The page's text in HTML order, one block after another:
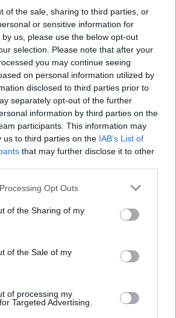
of the sale, sharing to third parties, or
or sensitive information for
us, please use the below opt-out
selection. Please note that after your
you may continue seeing
on personal information utilized by
disclosed to third parties prior to
separately opt-out of the further
information by third parties on the
participants. This information may
us to third parties on the IAB’s List of
that may further disclose it to other
Opt Outs
of the Sharing of my
of the Sale of my
of processing my
Targeted Advertising.
üzenetek és
a medjugorjei Mária-
térfigyelő rögzítette a